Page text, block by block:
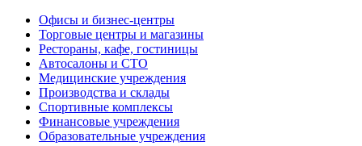
Офисы и бизнес-центры
Торговые центры и магазины
Рестораны, кафе, гостиницы
Автосалоны и СТО
Медицинские учреждения
Производства и склады
Спортивные комплексы
Финансовые учреждения
Образовательные учреждения